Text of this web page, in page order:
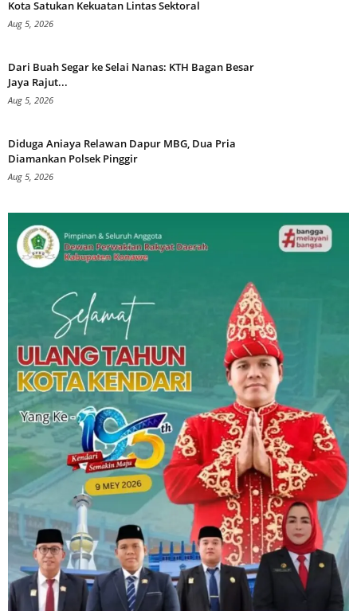
Kota Satukan Kekuatan Lintas Sektoral
Aug 5, 2026
Dari Buah Segar ke Selai Nanas: KTH Bagan Besar
Jaya Rajut...
Aug 5, 2026
Diduga Aniaya Relawan Dapur MBG, Dua Pria
Diamankan Polsek Pinggir
Aug 5, 2026